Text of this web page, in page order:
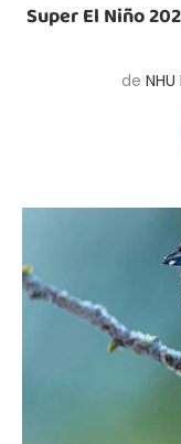
Super El Niño
de